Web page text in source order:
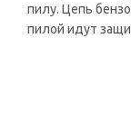
пилу. Цепь
пилой идут